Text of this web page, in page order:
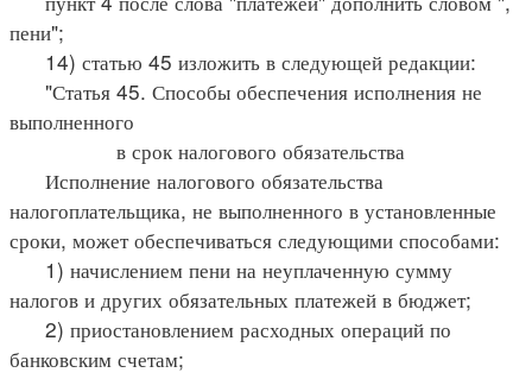
пени";
14) статью 45 изложить в следующей редакции:
"Статья 45. Способы обеспечения исполнения не
выполненного
в срок налогового обязательства
Исполнение налогового обязательства
налогоплательщика, не выполненного в установленные
сроки, может обеспечиваться следующими способами:
1) начислением пени на неуплаченную сумму
налогов и других обязательных платежей в бюджет;
2) приостановлением расходных операций по
банковским счетам;